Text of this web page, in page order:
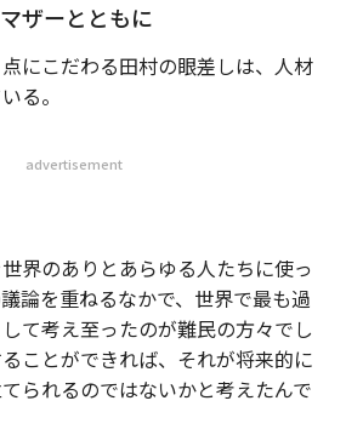
ザーとともに
にこだわる田村の眼差しは、人材
る。
advertisement
世界のありとあらゆる人たちに使っ
論を重ねるなかで、世界で最も過
て考え至ったのが難民の方々でし
ことができれば、それが将来的に
られるのではないかと考えたんで